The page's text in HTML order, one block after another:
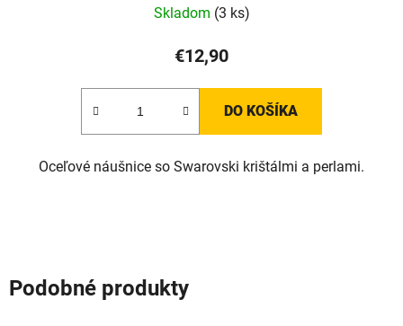
Skladom (3 ks)
€12,90
DO KOŠÍKA
Oceľové náušnice so Swarovski krištálmi a perlami.
Podobné produkty